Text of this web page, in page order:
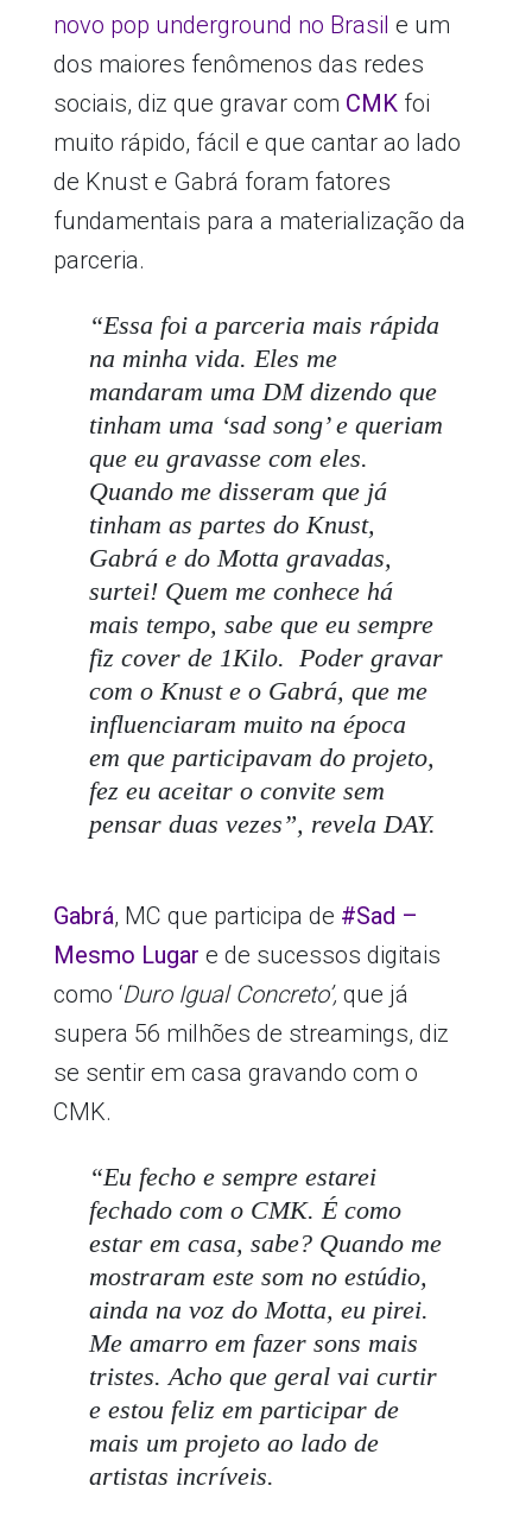
novo pop underground no Brasil e um
dos maiores fenômenos das redes
sociais, diz que gravar com CMKfoi
muito rápido, fácil e que cantar ao lado
de Knust e Gabrá foram fatores
fundamentais para a materialização da
parceria.
“Essa foi a parceria mais rápida
na minha vida. Eles me
mandaram uma DM dizendo que
tinham uma ‘sad song’ e queriam
que eu gravasse com eles.
Quando me disseram que já
tinham as partes do Knust,
Gabrá e do Motta gravadas,
surtei! Quem me conhece há
mais tempo, sabe que eu sempre
fiz cover de 1Kilo. Poder gravar
com o Knust e o Gabrá, que me
influenciaram muito na época
em que participavam do projeto,
fez eu aceitar o convite sem
pensar duas vezes”, revela DAY.
Gabrá, MC que participa de #Sad –
Mesmo Lugar e de sucessos digitais
como ‘Duro Igual Concreto’, que já
supera 56 milhões de streamings, diz
se sentir em casa gravando com o
CMK.
“Eu fecho e sempre estarei
fechado com o CMK. É como
estar em casa, sabe? Quando me
mostraram este som no estúdio,
ainda na voz do Motta, eu pirei.
Me amarro em fazer sons mais
tristes. Acho que geral vai curtir
e estou feliz em participar de
mais um projeto ao lado de
artistas incríveis.